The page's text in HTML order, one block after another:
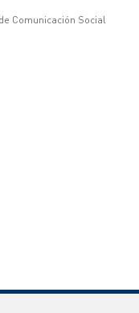
Comunicación Social